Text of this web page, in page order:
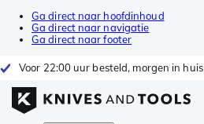
Ga direct naar hoofdinhoud
Ga direct naar navigatie
Ga direct naar footer
Voor 22:00 uur besteld, morgen in huis